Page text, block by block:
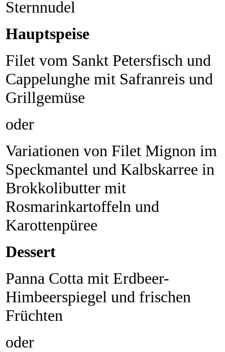
Sternnudel
Hauptspeise
Filet vom Sankt Petersfisch und
Cappelunghe mit Safranreis und
Grillgemüse
oder
Variationen von Filet Mignon im
Speckmantel und Kalbskarree in
Brokkolibutter mit
Rosmarinkartoffeln und
Karottenpüree
Dessert
Panna Cotta mit Erdbeer-
Himbeerspiegel und frischen
Früchten
oder